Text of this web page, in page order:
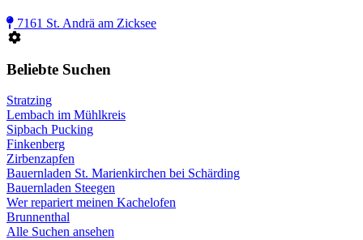
7161 St. Andrä am Zicksee
Beliebte Suchen
Stratzing
Lembach im Mühlkreis
Sipbach Pucking
Finkenberg
Zirbenzapfen
Bauernladen St. Marienkirchen bei Schärding
Bauernladen Steegen
Wer repariert meinen Kachelofen
Brunnenthal
Alle Suchen ansehen